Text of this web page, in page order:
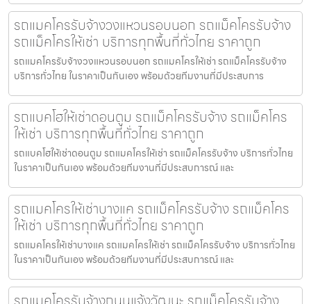
รถแมคโครรับจ้างวงแหวนรอบนอก รถแม็คโครรับจ้าง
รถแม็คโครให้เช่า บริการทุกพื้นที่ทั่วไทย ราคาถูก
รถแมคโครรับจ้างวงแหวนรอบนอก รถแมคโครให้เช่า รถแม็คโครรับจ้าง
บริการทั่วไทย ในราคาเป็นกันเอง พร้อมด้วยทีมงานที่มีประสบการ
รถแบคโฮให้เช่าดอนตูม รถแม็คโครรับจ้าง รถแม็คโคร
ให้เช่า บริการทุกพื้นที่ทั่วไทย ราคาถูก
รถแบคโฮให้เช่าดอนตูม รถแมคโครให้เช่า รถแม็คโครรับจ้าง บริการทั่วไทย
ในราคาเป็นกันเอง พร้อมด้วยทีมงานที่มีประสบการณ์ และ
รถแมคโครให้เช่าบางแค รถแม็คโครรับจ้าง รถแม็คโคร
ให้เช่า บริการทุกพื้นที่ทั่วไทย ราคาถูก
รถแมคโครให้เช่าบางแค รถแมคโครให้เช่า รถแม็คโครรับจ้าง บริการทั่วไทย
ในราคาเป็นกันเอง พร้อมด้วยทีมงานที่มีประสบการณ์ และ